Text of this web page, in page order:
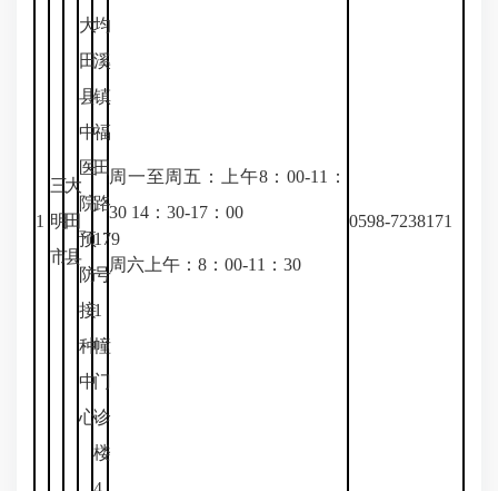
1
三
明
市
大
田
县
大
田
县
中
医
院
预
防
接
种
中
心
均
溪
镇
福
田
路
179
号
1
幢
门
诊
楼
周一至周五：上午8：00-11：
30 14：30-17：00
周六上午：8：00-11：30
0598-7238171